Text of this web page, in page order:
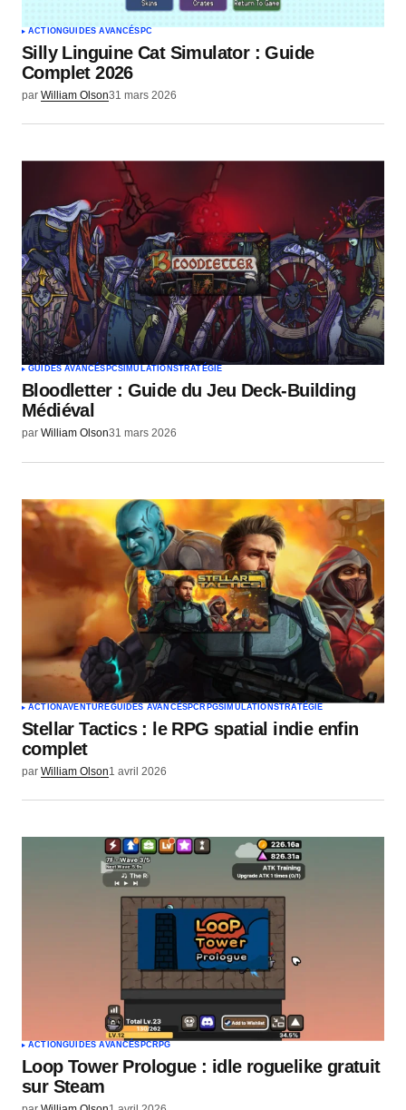
Envoyer un commentaire
ACTIONGUIDES AVANCÉS PC
Silly Linguine Cat Simulator : Guide
Complet 2026
par William Olson31 mars 2026
GUIDES AVANCÉS PCSIMULATION STRATÉGIE
Bloodletter : Guide du Jeu Deck-Building
Médiéval
par William Olson31 mars 2026
ACTIONAVENTUREGUIDES AVANCÉS PC RPGSIMULATION STRATÉGIE
Stellar Tactics : le RPG spatial indie enfin
complet
par William Olson1 avril 2026
ACTIONGUIDES AVANCÉS PC RPG
Loop Tower Prologue : idle roguelike gratuit
sur Steam